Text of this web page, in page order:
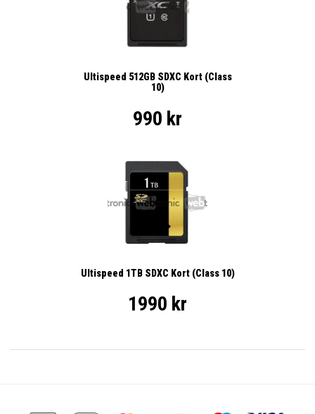
Ultispeed 512GB SDXC Kort (Class
10)
990 kr
Ultispeed 1TB SDXC Kort (Class 10)
1990 kr